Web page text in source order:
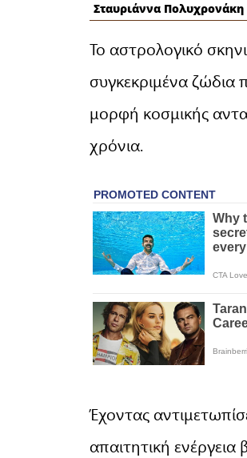
Σταυριάννα Πολυχρονάκη
Το αστρολογικό
συγκεκριμένα ζώδια
μορφή κοσμικής
χρόνια.
Έχοντας
απαιτητική